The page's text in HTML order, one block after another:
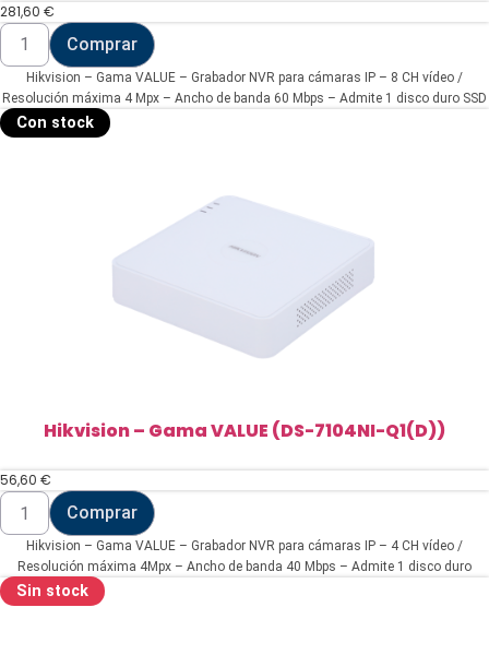
281,60 €
Hikvision
Gama
VALUE
(DS-
E08NI-
Q1(SSD
Comprar
Hikvision – Gama VALUE – Grabador NVR para cámaras IP – 8 CH vídeo /
Resolución máxima 4 Mpx – Ancho de banda 60 Mbps – Admite 1 disco duro SSD
Con stock
Hikvision – Gama VALUE (DS-7104NI-Q1(D))
56,60 €
Hikvision
Gama
VALUE
(DS-
7104NI-
Q1(D))
Comprar
Hikvision – Gama VALUE – Grabador NVR para cámaras IP – 4 CH vídeo /
Resolución máxima 4Mpx – Ancho de banda 40 Mbps – Admite 1 disco duro
Sin stock